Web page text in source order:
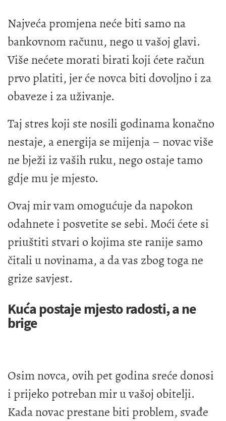
Najveća promjena neće biti samo na
bankovnom računu, nego u vašoj glavi.
Više nećete morati birati koji ćete račun
prvo platiti, jer će novca biti dovoljno i za
obaveze i za uživanje.
Taj stres koji ste nosili godinama konačno
nestaje, a energija se mijenja – novac više
ne bježi iz vaših ruku, nego ostaje tamo
gdje mu je mjesto.
Ovaj mir vam omogućuje da napokon
odahnete i posvetite se sebi. Moći ćete si
priuštiti stvari o kojima ste ranije samo
čitali u novinama, a da vas zbog toga ne
grize savjest.
Kuća postaje mjesto radosti, a ne
brige
Osim novca, ovih pet godina sreće donosi
i prijeko potreban mir u vašoj obitelji.
Kada novac prestane biti problem, svađe